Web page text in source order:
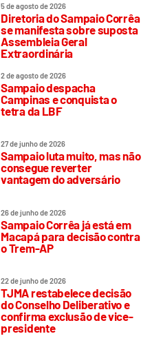
5 de agosto de 2026
Diretoria do Sampaio Corrêa
se manifesta sobre suposta
Assembleia Geral
Extraordinária
2 de agosto de 2026
Sampaio despacha
Campinas e conquista o
tetra da LBF
27 de junho de 2026
Sampaio luta muito, mas não
consegue reverter
vantagem do adversário
26 de junho de 2026
Sampaio Corrêa já está em
Macapá para decisão contra
o Trem-AP
22 de junho de 2026
TJMA restabelece decisão
do Conselho Deliberativo e
confirma exclusão de vice-
presidente